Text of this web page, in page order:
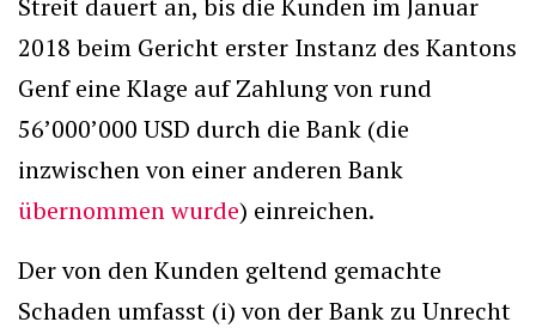
Streit dauert an, bis die Kunden im Januar
2018 beim Gericht erster Instanz des Kantons
Genf eine Klage auf Zahlung von rund
56’000’000 USD durch die Bank (die
inzwischen von einer anderen Bank
übernommen wurde) einreichen.
Der von den Kunden geltend gemachte
Schaden umfasst (i) von der Bank zu Unrecht